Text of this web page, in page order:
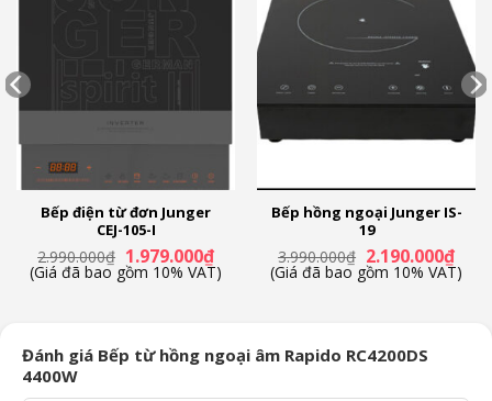
Bếp điện từ đơn Junger
CEJ-105-I
2.990.000₫ Giá
gốc
là:
1.979.000₫Giá
hiện
tại
(Giá đã bao gồm 10% VAT)
Bếp hồng ngoại Junger IS-
19
3.990.000₫ Giá
gốc
là:
2.190.000₫Giá
hiện
tại
(Giá đã bao gồm 10% VAT)
Đánh giá Bếp từ hồng ngoại âm Rapido RC4200DS
4400W